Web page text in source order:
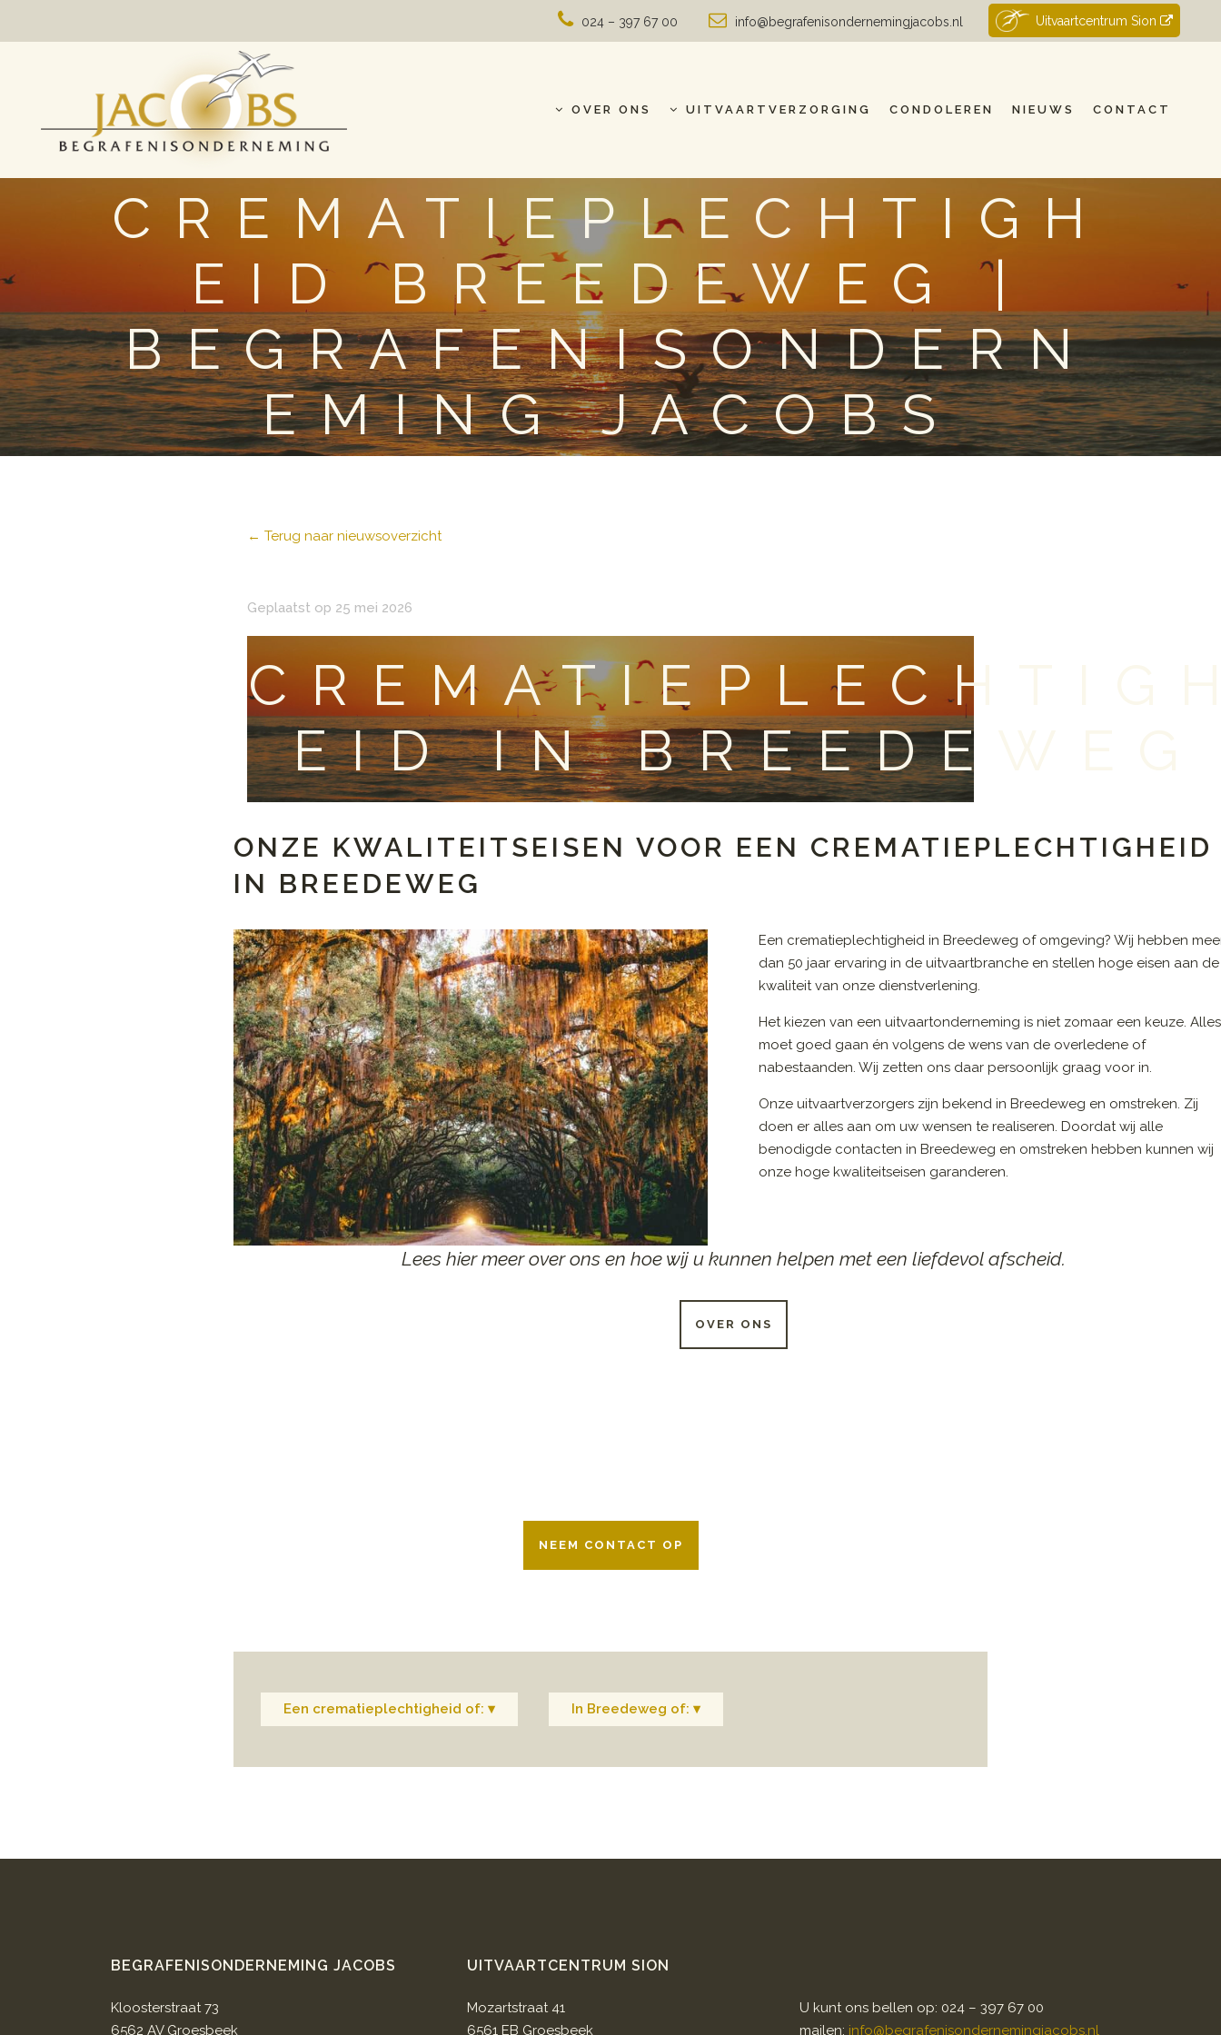
024 – 397 67 00 info@begrafenisondernemingjacobs.nl Uitvaartcentrum Sion
OVER ONS UITVAARTVERZORGING CONDOLEREN NIEUWS CONTACT
CREMATIEPLECHTIGH
EID BREEDEWEG |
BEGRAFENISONDERN
EMING JACOBS
← Terug naar nieuwsoverzicht
Geplaatst op 25 mei 2026
EID IN BREEDEWEG
ONZE KWALITEITSEISEN VOOR EEN CREMATIEPLECHTIGHEID
IN BREEDEWEG
Een crematieplechtigheid in Breedeweg of omgeving? Wij hebben
dan 50 jaar ervaring in de uitvaartbranche en stellen hoge eisen aan de
kwaliteit van onze dienstverlening.
Het kiezen van een uitvaartonderneming is niet zomaar een keuze. Alles
moet goed gaan én volgens de wens van de overledene of
nabestaanden. Wij zetten ons daar persoonlijk graag voor in.
Onze uitvaartverzorgers zijn bekend in Breedeweg en omstreken. Zij
doen er alles aan om uw wensen te realiseren. Doordat wij alle
benodigde contacten in Breedeweg en omstreken hebben kunnen wij
onze hoge kwaliteitseisen garanderen.
Lees hier meer over ons en hoe wij u kunnen helpen met een liefdevol afscheid.
OVER ONS
NEEM CONTACT OP
Een crematieplechtigheid of: ▾ In Breedeweg of: ▾
BEGRAFENISONDERNEMING JACOBS
Kloosterstraat 73
6562 AV Groesbeek
UITVAARTCENTRUM SION
Mozartstraat 41
6561 EB Groesbeek
U kunt ons bellen op: 024 – 397 67 00
mailen: info@begrafenisondernemingjacobs.nl